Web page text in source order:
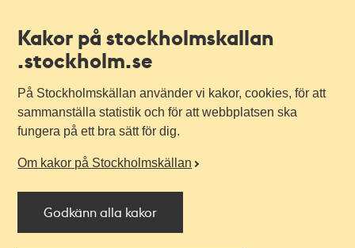
Kakor på stockholmskallan
.stockholm.se
På Stockholmskällan använder vi kakor, cookies, för att
sammanställa statistik och för att webbplatsen ska
fungera på ett bra sätt för dig.
Om kakor på Stockholmskällan
Godkänn alla kakor